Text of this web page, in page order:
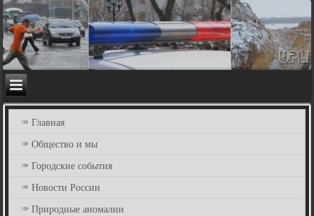
Главная
Общество и мы
Городские события
Новости России
Природные аномалии